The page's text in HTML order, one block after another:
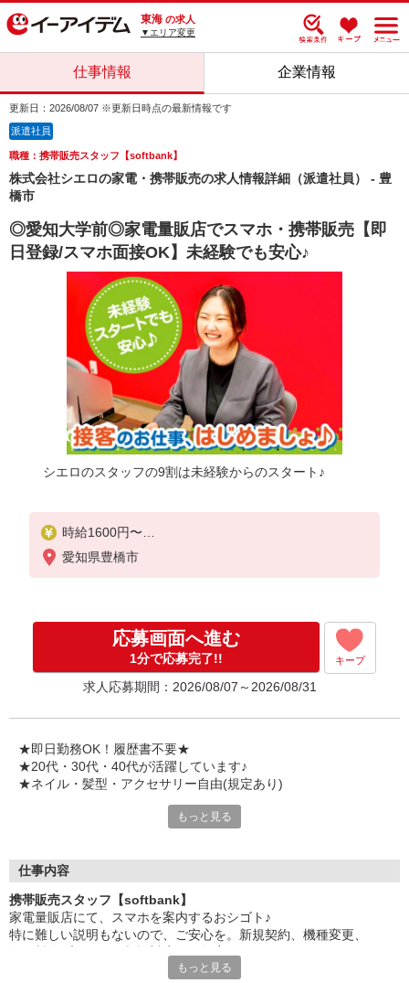
東海 の求人
▼エリア変更
仕事情報 企業情報
更新日：2026/08/07 ※更新日時点の最新情報です
派遣社員
職種：携帯販売スタッフ【softbank】
株式会社シエロの家電・携帯販売の求人情報詳細（派遣社員） - 豊
橋市
◎愛知大学前◎家電量販店でスマホ・携帯販売【即
日登録/スマホ面接OK】未経験でも安心♪
シエロのスタッフの9割は未経験からのスタート♪
時給1600円〜
※別途インセンティブ、職能評価制度あり
※残業代支給
゜+゜・。○。・゜+゜・。○。・゜+゜
入社祝い金10万円支給(規定有)
お友達を紹介頂くと,
インセンティブ支給(規定有)
★月2回払い・週払い可能（規程有）★
゜・。○。・゜+゜・。○。・゜+゜
愛知県豊橋市
応募画面へ進む
1分で応募完了!! キープ
求人応募期間：2026/08/07～2026/08/31
★即日勤務OK！履歴書不要★
★20代・30代・40代が活躍しています♪
★ネイル・髪型・アクセサリー自由(規定あり)
でも心配ご無用！
お互いに教え合ったり、フォローしあったりする
和気あいあいとした人間関係がある店舗ばかり！
皆で一緒にステップアップしましょう♪
【選べるお仕事いろいろ】
もっと見る
仕事内容
携帯販売スタッフ【softbank】
家電量販店にて、スマホを案内するおシゴト♪
特に難しい説明もないので、ご安心を。新規契約、機種変更、
もっと見る